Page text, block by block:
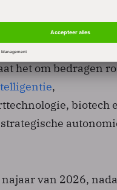
technologie al
hebben om
het om bedragen
,
biotech
van 2026,